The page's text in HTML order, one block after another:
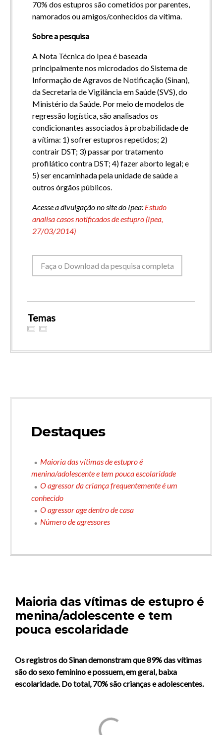
70% dos estupros são cometidos por parentes,
namorados ou amigos/conhecidos da vítima.
Sobre a pesquisa
A Nota Técnica do Ipea é baseada
principalmente nos microdados do Sistema de
Informação de Agravos de Notificação (Sinan),
da Secretaria de Vigilância em Saúde (SVS), do
Ministério da Saúde. Por meio de modelos de
regressão logística, são analisados os
condicionantes associados à probabilidade de
a vítima: 1) sofrer estupros repetidos; 2)
contrair DST; 3) passar por tratamento
profilático contra DST; 4) fazer aborto legal; e
5) ser encaminhada pela unidade de saúde a
outros órgãos públicos.
Acesse a divulgação no site do Ipea: Estudo
analisa casos notificados de estupro (Ipea,
27/03/2014)
Faça o Download da pesquisa completa
Temas
Destaques
Maioria das vítimas de estupro é
menina/adolescente e tem pouca escolaridade
O agressor da criança frequentemente é um
conhecido
O agressor age dentro de casa
Número de agressores
Maioria das vítimas de estupro é
menina/adolescente e tem
pouca escolaridade
Os registros do Sinan demonstram que 89% das vítimas
são do sexo feminino e possuem, em geral, baixa
escolaridade. Do total, 70% são crianças e adolescentes.